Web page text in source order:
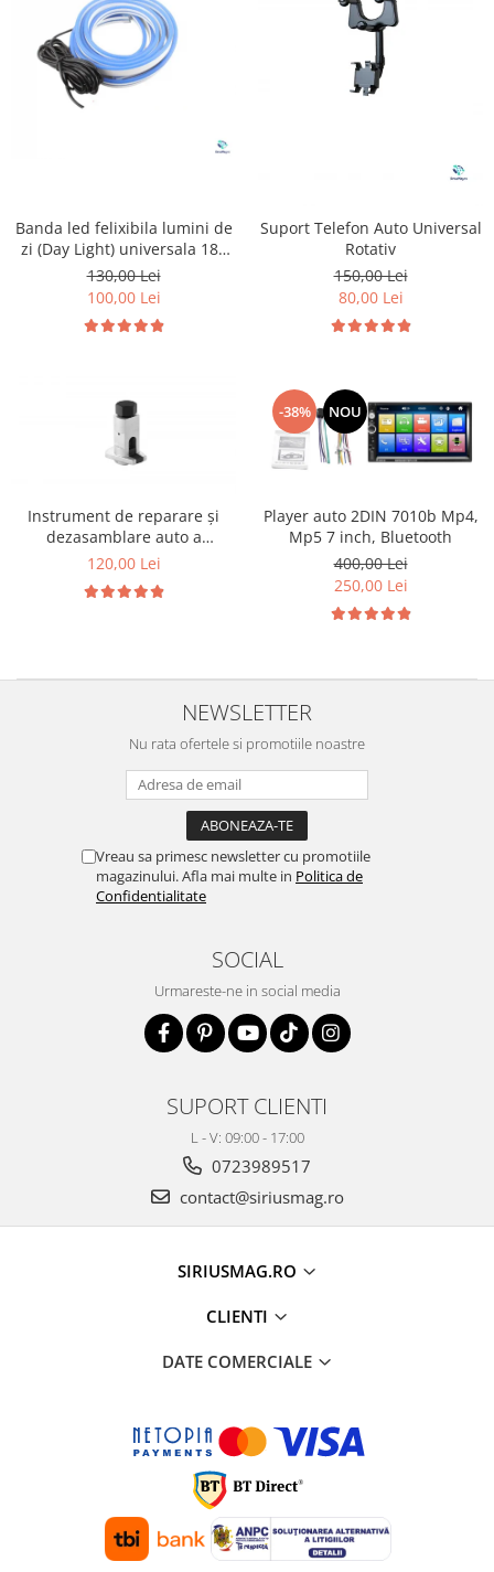
Banda led felixibila lumini de
zi (Day Light) universala 180
cm
130,00 Lei
100,00 Lei
Suport Telefon Auto Universal
Rotativ
150,00 Lei
80,00 Lei
Instrument de reparare și
dezasamblare auto a
distribuitorului de unghi de
120,00 Lei
-38% NOU
Player auto 2DIN 7010b Mp4,
Mp5 7 inch, Bluetooth
400,00 Lei
250,00 Lei
NEWSLETTER
Nu rata ofertele si promotiile noastre
Vreau sa primesc newsletter cu promotiile
magazinului. Afla mai multe in Politica de
Confidentialitate
SOCIAL
Urmareste-ne in social media
SUPORT CLIENTI
L - V: 09:00 - 17:00
0723989517
contact@siriusmag.ro
SIRIUSMAG.RO
CLIENTI
DATE COMERCIALE